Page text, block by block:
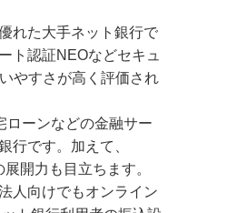
れた大手ネット銀行で
ト認証NEOなどセキュ
やすさが高く評価され
ローンなどの金融サー
行です。加えて、
開力も目立ちます。
人向けでもオンライン